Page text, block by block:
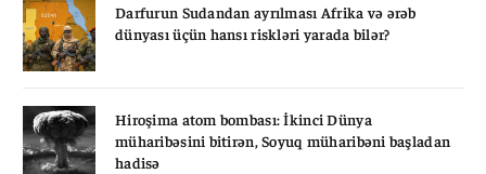
Darfurun Sudandan ayrılması Afrika və ərəb
dünyası üçün hansı riskləri yarada bilər?
Hiroşima atom bombası: İkinci Dünya
müharibəsini bitirən, Soyuq müharibəni başladan
hadisə